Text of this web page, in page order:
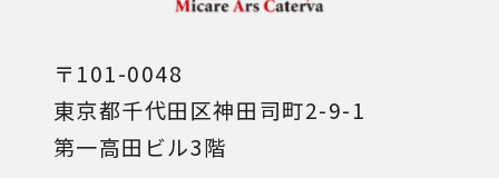
〒101-0048
東京都千代田区神田司町2-9-1
第一高田ビル3階